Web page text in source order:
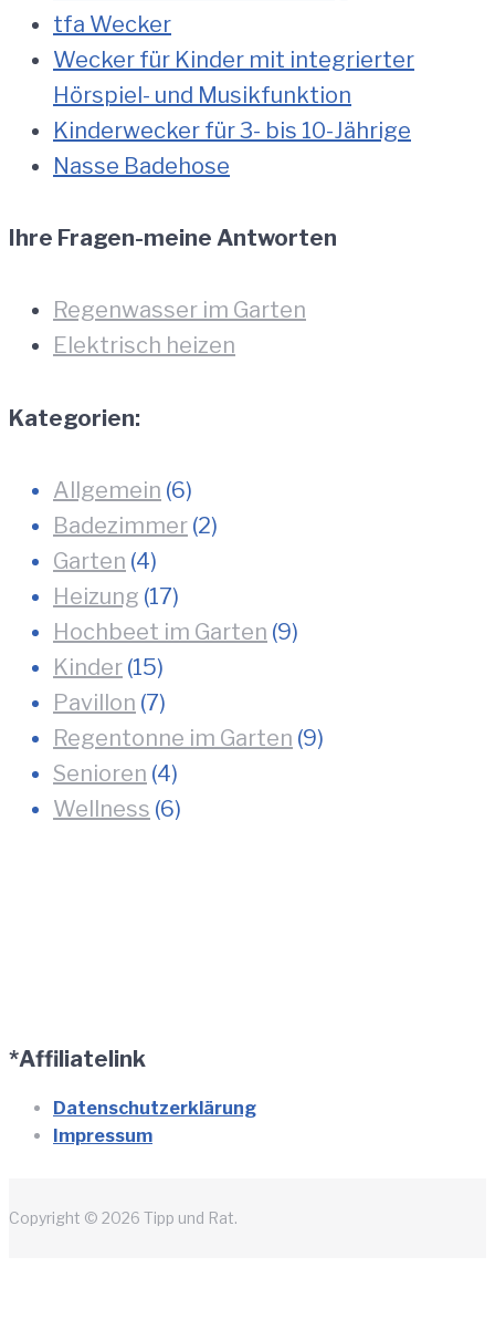
tfa Wecker
Wecker für Kinder mit integrierter
Hörspiel- und Musikfunktion
Kinderwecker für 3- bis 10-Jährige
Nasse Badehose
Ihre Fragen-meine Antworten
Regenwasser im Garten
Elektrisch heizen
Kategorien:
Allgemein (6)
Badezimmer (2)
Garten (4)
Heizung (17)
Hochbeet im Garten (9)
Kinder (15)
Pavillon (7)
Regentonne im Garten (9)
Senioren (4)
Wellness (6)
*Affiliatelink
Datenschutzerklärung
Impressum
Copyright © 2026 Tipp und Rat.